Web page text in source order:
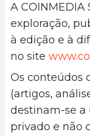
A
exploração,
à edição e à
no site
Os conteúdos
(artigos,
destinam-se a
privado e não